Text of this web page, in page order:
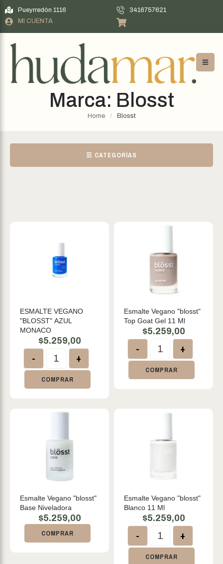
Pueyrredón 1116
3416757621
MI CUENTA
Marca: Blosst
Home / Blosst
☰ CATEGORÍAS
ESMALTE VEGANO
"BLOSST" AZUL
MONACO
$5.259,00
- +
COMPRAR
Esmalte Vegano "blosst"
Top Goat Gel 11 Ml
$5.259,00
- +
COMPRAR
Esmalte Vegano "blosst"
Base Niveladora
$5.259,00
COMPRAR
Esmalte Vegano "blosst"
Blanco 11 Ml
$5.259,00
- +
COMPRAR